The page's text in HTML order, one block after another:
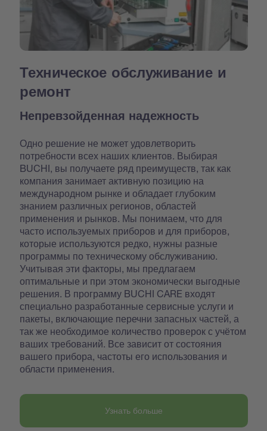
Техническое обслуживание и
ремонт
Непревзойденная надежность
Одно решение не может удовлетворить
потребности всех наших клиентов. Выбирая
BUCHI, вы получаете ряд преимуществ, так как
компания занимает активную позицию на
международном рынке и обладает глубоким
знанием различных регионов, областей
применения и рынков. Мы понимаем, что для
часто используемых приборов и для приборов,
которые используются редко, нужны разные
программы по техническому обслуживанию.
Учитывая эти факторы, мы предлагаем
оптимальные и при этом экономически выгодные
решения. В программу BUCHI CARE входят
специально разработанные сервисные услуги и
пакеты, включающие перечни запасных частей, а
так же необходимое количество проверок с учётом
ваших требований. Все зависит от состояния
вашего прибора, частоты его использования и
области применения.
Узнать больше